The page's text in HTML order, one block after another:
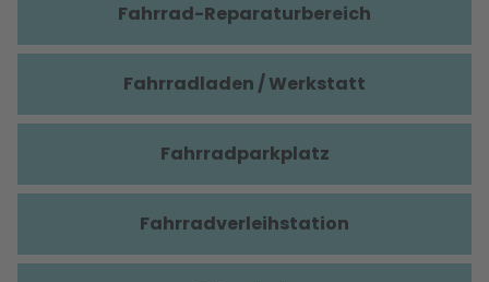
Fahrrad-Reparaturbereich
Fahrradladen / Werkstatt
Fahrradparkplatz
Fahrradverleihstation